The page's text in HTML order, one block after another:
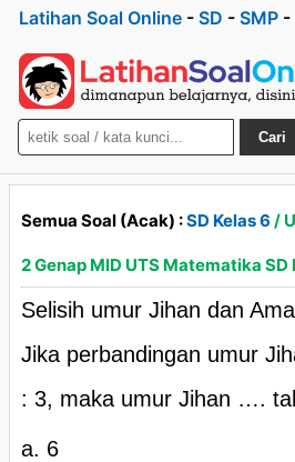
Latihan Soal Online - SD - SMP -
Cari
Semua Soal (Acak) :SD Kelas 6 /
2 Genap MID UTS Matematika SD
Selisih umur Jihan dan
Jika perbandingan umur
: 3, maka umur Jihan ….
a. 6